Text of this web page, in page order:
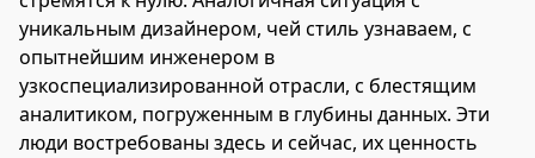
уникальным дизайнером, чей стиль узнаваем, с
опытнейшим инженером в
узкоспециализированной отрасли, с блестящим
аналитиком, погруженным в глубины данных. Эти
люди востребованы здесь и сейчас, их ценность